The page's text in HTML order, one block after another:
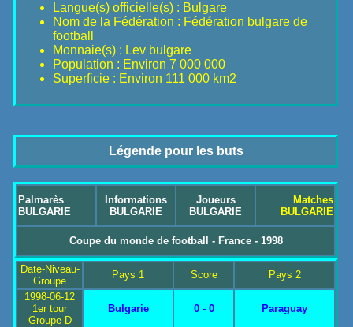
Langue(s) officielle(s) : Bulgare
Nom de la Fédération : Fédération bulgare de
football
Monnaie(s) : Lev bulgare
Population : Environ 7 000 000
Superficie : Environ 111 000 km2
Légende pour les buts
Palmarès
BULGARIE
Informations
BULGARIE
Joueurs
BULGARIE
Matches
BULGARIE
Coupe du monde de football - France - 1998
Date-Niveau-
Groupe
Pays 1 Score
Pays 2
1998-06-12
1er tour
Groupe D
Bulgarie 0 - 0 Paraguay